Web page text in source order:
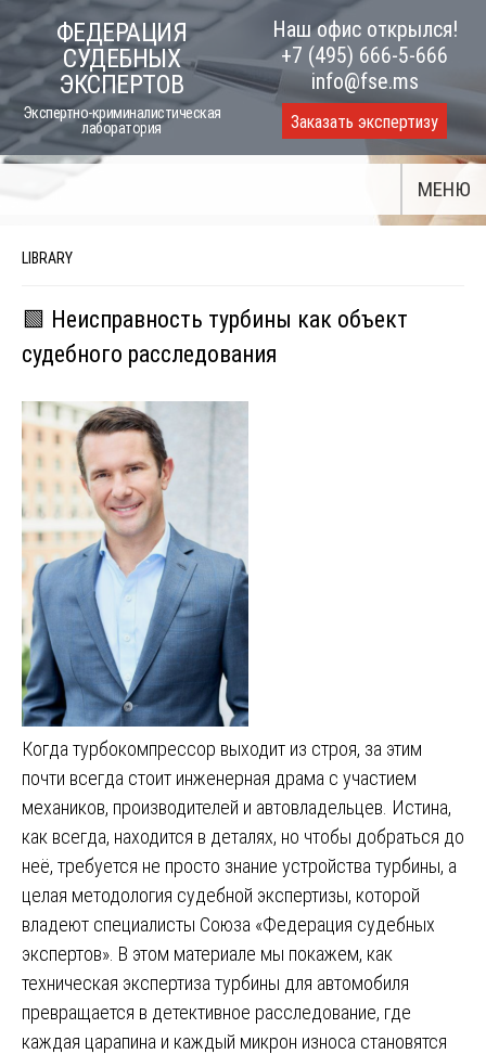
to
content
ФЕДЕРАЦИЯ
СУДЕБНЫХ
ЭКСПЕРТОВ
Экспертно-криминалистическая
лаборатория
Наш офис открылся!
+7 (495) 666-5-666
info@fse.ms
Заказать экспертизу
МЕНЮ
LIBRARY
🟩 Неисправность турбины как объект
судебного расследования
Когда турбокомпрессор выходит из строя, за этим
почти всегда стоит инженерная драма с участием
механиков, производителей и автовладельцев. Истина,
как всегда, находится в деталях, но чтобы добраться до
неё, требуется не просто знание устройства турбины, а
целая методология судебной экспертизы, которой
владеют специалисты Союза «Федерация судебных
экспертов». В этом материале мы покажем, как
техническая экспертиза турбины для автомобиля
превращается в детективное расследование, где
каждая царапина и каждый микрон износа становятся